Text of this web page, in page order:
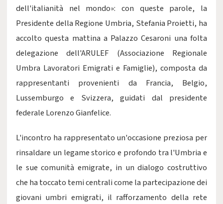
dell'italianità nel mondo»: con queste parole, la
Presidente della Regione Umbria, Stefania Proietti, ha
accolto questa mattina a Palazzo Cesaroni una folta
delegazione dell'ARULEF (Associazione Regionale
Umbra Lavoratori Emigrati e Famiglie), composta da
rappresentanti provenienti da Francia, Belgio,
Lussemburgo e Svizzera, guidati dal presidente
federale Lorenzo Gianfelice.
L'incontro ha rappresentato un'occasione preziosa per
rinsaldare un legame storico e profondo tra l'Umbria e
le sue comunità emigrate, in un dialogo costruttivo
che ha toccato temi centrali come la partecipazione dei
giovani umbri emigrati, il rafforzamento della rete